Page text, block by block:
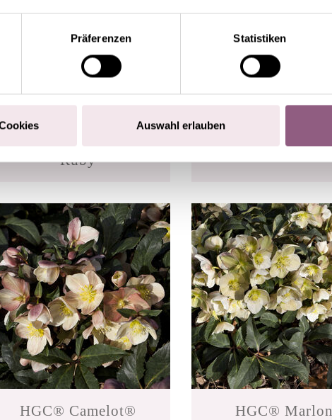
Präferenzen Statistiken
Auswahl erlauben
Ice Breaker®
Ruby
HGC® Camelot® HGC® Marlon